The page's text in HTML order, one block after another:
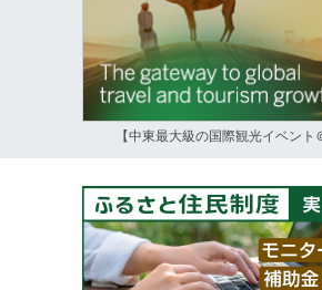
【中東最大級の国際観光イベント